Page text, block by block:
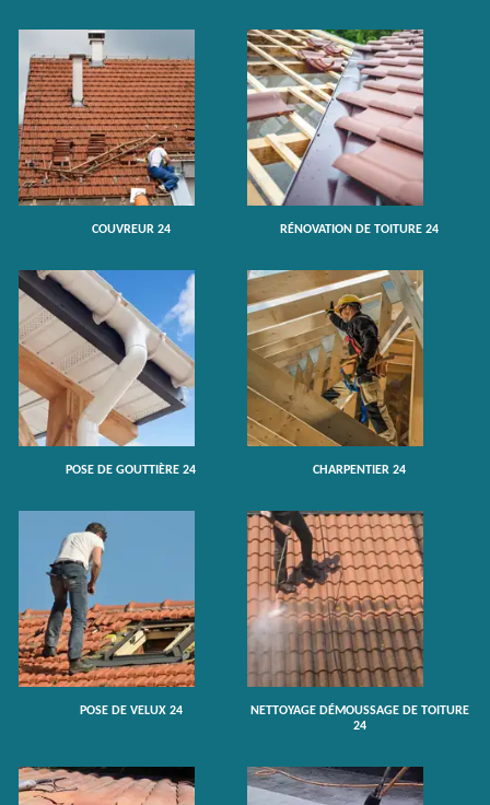
COUVREUR 24 RÉNOVATION DE TOITURE 24
POSE DE GOUTTIÈRE 24 CHARPENTIER 24
POSE DE VELUX 24
NETTOYAGE DÉMOUSSAGE DE TOITURE
24